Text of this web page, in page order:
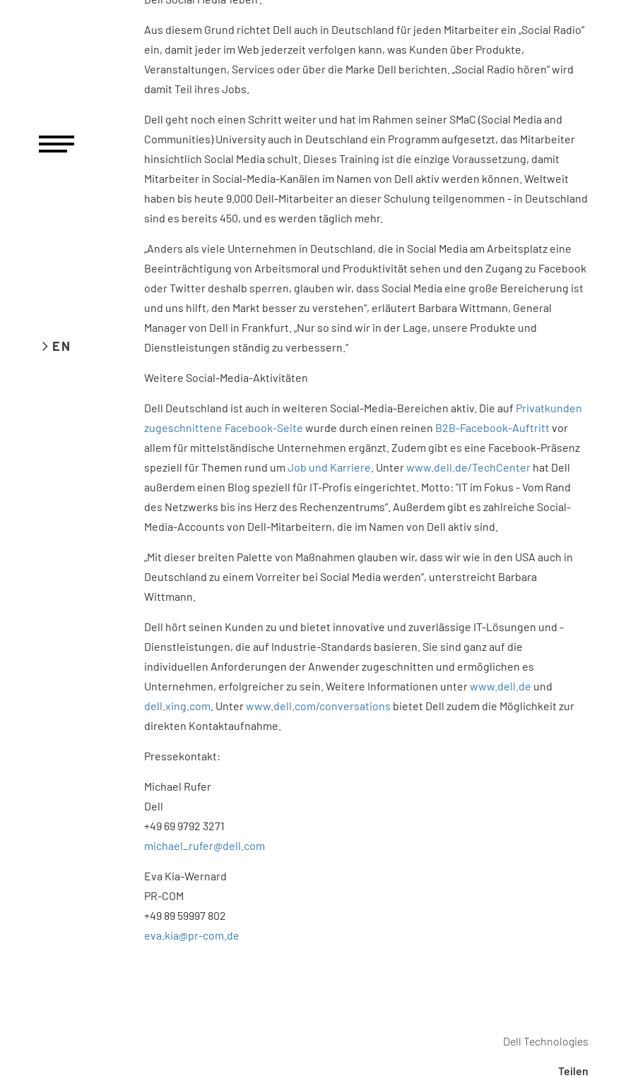
EN
Aus diesem Grund richtet Dell auch in Deutschland für jeden Mitarbeiter ein „Social Radio“
ein, damit jeder im Web jederzeit verfolgen kann, was Kunden über Produkte,
Veranstaltungen, Services oder über die Marke Dell berichten. „Social Radio hören“ wird
damit Teil ihres Jobs.
Dell geht noch einen Schritt weiter und hat im Rahmen seiner SMaC (Social Media and
Communities) University auch in Deutschland ein Programm aufgesetzt, das Mitarbeiter
hinsichtlich Social Media schult. Dieses Training ist die einzige Voraussetzung, damit
Mitarbeiter in Social-Media-Kanälen im Namen von Dell aktiv werden können. Weltweit
haben bis heute 9.000 Dell-Mitarbeiter an dieser Schulung teilgenommen - in Deutschland
sind es bereits 450, und es werden täglich mehr.
„Anders als viele Unternehmen in Deutschland, die in Social Media am Arbeitsplatz eine
Beeinträchtigung von Arbeitsmoral und Produktivität sehen und den Zugang zu Facebook
oder Twitter deshalb sperren, glauben wir, dass Social Media eine große Bereicherung ist
und uns hilft, den Markt besser zu verstehen“, erläutert Barbara Wittmann, General
Manager von Dell in Frankfurt. „Nur so sind wir in der Lage, unsere Produkte und
Dienstleistungen ständig zu verbessern.“
Weitere Social-Media-Aktivitäten
Dell Deutschland ist auch in weiteren Social-Media-Bereichen aktiv. Die auf Privatkunden
zugeschnittene Facebook-Seite wurde durch einen reinen B2B-Facebook-Auftritt vor
allem für mittelständische Unternehmen ergänzt. Zudem gibt es eine Facebook-Präsenz
speziell für Themen rund um Job und Karriere . Unterwww.dell.de/TechCenterhat Dell
außerdem einen Blog speziell für IT-Profis eingerichtet. Motto: ”IT im Fokus - Vom Rand
des Netzwerks bis ins Herz des Rechenzentrums”. Außerdem gibt es zahlreiche Social-
Media-Accounts von Dell-Mitarbeitern, die im Namen von Dell aktiv sind.
„Mit dieser breiten Palette von Maßnahmen glauben wir, dass wir wie in den USA auch in
Deutschland zu einem Vorreiter bei Social Media werden“, unterstreicht Barbara
Wittmann.
Dell hört seinen Kunden zu und bietet innovative und zuverlässige IT-Lösungen und -
Dienstleistungen, die auf Industrie-Standards basieren. Sie sind ganz auf die
individuellen Anforderungen der Anwender zugeschnitten und ermöglichen es
Unternehmen, erfolgreicher zu sein. Weitere Informationen unterwww.dell.de und
dell.xing.com . Unterwww.dell.com/conversations bietet Dell zudem die Möglichkeit zur
direkten Kontaktaufnahme.
Pressekontakt:
Michael Rufer
Dell
+49 69 9792 3271
michael_rufer@dell.com
Eva Kia-Wernard
PR-COM
+49 89 59997 802
eva.kia@pr-com.de
Dell Technologies
Teilen